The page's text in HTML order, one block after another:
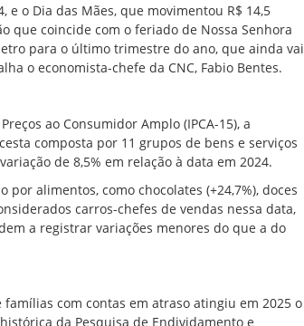
e o Dia das Mães, que movimentou R$ 14,5
que coincide com o feriado de Nossa Senhora
para o último trimestre do ano, que ainda vai
o economista-chefe da CNC, Fabio Bentes.
ao Consumidor Amplo (IPCA-15), a
composta por 11 grupos de bens e serviços
de 8,5% em relação à data em 2024.
alimentos, como chocolates (+24,7%), doces
carros-chefes de vendas nessa data,
a registrar variações menores do que a do
com contas em atraso atingiu em 2025 o
da Pesquisa de Endividamento e